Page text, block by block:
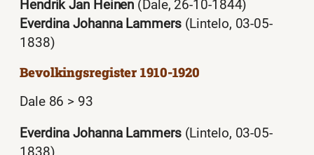
Hendrik Jan Heinen (Dale, 26-10-1844)
Everdina Johanna Lammers(Lintelo, 03-05-
1838)
Bevolkingsregister 1910-1920
Dale 86 > 93
Everdina Johanna Lammers(Lintelo, 03-05-